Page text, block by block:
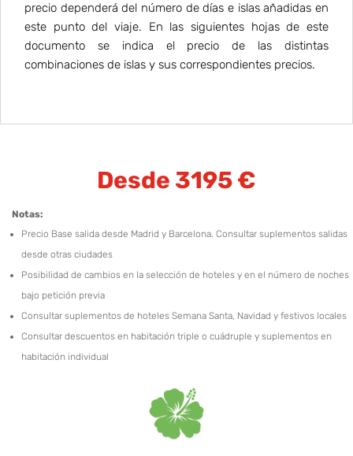
precio dependerá del número de días e islas añadidas en
este punto del viaje. En las siguientes hojas de este
documento se indica el precio de las distintas
combinaciones de islas y sus correspondientes precios.
Desde 3195 €
Notas:
Precio Base salida desde Madrid y Barcelona. Consultar suplementos salidas
desde otras ciudades
Posibilidad de cambios en la selección de hoteles y en el número de noches
bajo petición previa
Consultar suplementos de hoteles Semana Santa, Navidad y festivos locales
Consultar descuentos en habitación triple o cuádruple y suplementos en
habitación individual